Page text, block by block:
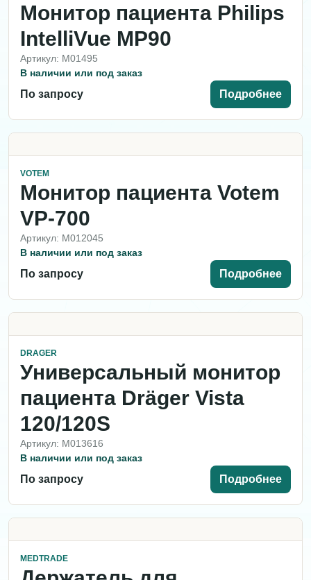
Монитор пациента Philips
IntelliVue MP90
Артикул: M01495
В наличии или под заказ
По запросу Подробнее
VOTEM
Монитор пациента Votem
VP-700
Артикул: M012045
В наличии или под заказ
По запросу Подробнее
DRAGER
Универсальный монитор
пациента Dräger Vista
120/120S
Артикул: M013616
В наличии или под заказ
По запросу Подробнее
MEDTRADE